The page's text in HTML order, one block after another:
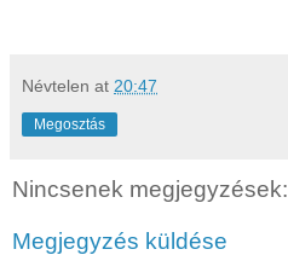
Névtelen at 20:47
Megosztás
Nincsenek megjegyzések:
Megjegyzés küldése